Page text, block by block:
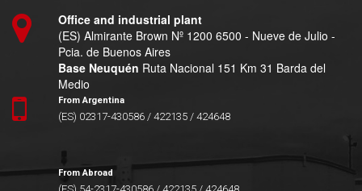
Office and industrial plant
(ES) Almirante Brown Nº 1200 6500 - Nueve de Julio -
Pcia. de Buenos Aires
Base Neuquén Ruta Nacional 151 Km 31 Barda del
Medio
From Argentina
(ES) 02317-430586 / 422135 / 424648
From Abroad